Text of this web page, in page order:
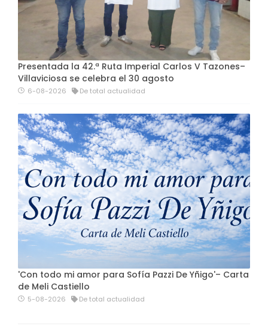
Presentada la 42.ª Ruta Imperial Carlos V Tazones–
Villaviciosa se celebra el 30 agosto
6-08-2026 De total actualidad
'Con todo mi amor para Sofía Pazzi De Yñigo'– Carta
de Meli Castiello
5-08-2026 De total actualidad